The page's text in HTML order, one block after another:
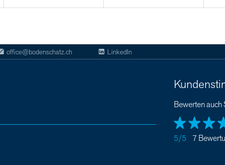
office@bodenschatz.ch LinkedIn
Bewerten auch
5/5 7